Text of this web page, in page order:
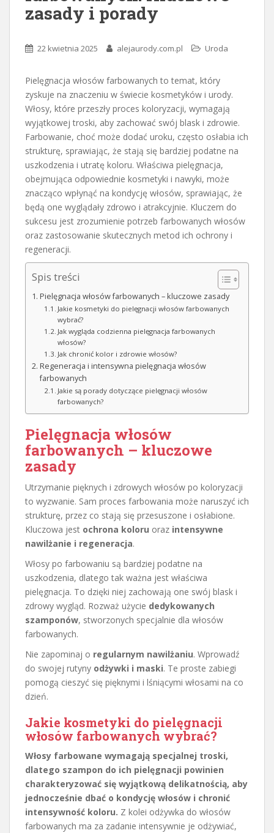
zasady i porady
22 kwietnia 2025 alejaurody.com.pl Uroda
Pielęgnacja włosów farbowanych to temat, który
zyskuje na znaczeniu w świecie kosmetyków i urody.
Włosy, które przeszły proces koloryzacji, wymagają
wyjątkowej troski, aby zachować swój blask i zdrowie.
Farbowanie, choć może dodać uroku, często osłabia ich
strukturę, sprawiając, że stają się bardziej podatne na
uszkodzenia i utratę koloru. Właściwa pielęgnacja,
obejmująca odpowiednie kosmetyki i nawyki, może
znacząco wpłynąć na kondycję włosów, sprawiając, że
będą one wyglądały zdrowo i atrakcyjnie. Kluczem do
sukcesu jest zrozumienie potrzeb farbowanych włosów
oraz zastosowanie skutecznych metod ich ochrony i
regeneracji.
Spis treści
Pielęgnacja włosów farbowanych – kluczowe zasady
Jakie kosmetyki do pielęgnacji włosów farbowanych
wybrać?
Jak wygląda codzienna pielęgnacja farbowanych
włosów?
Jak chronić kolor i zdrowie włosów?
Regeneracja i intensywna pielęgnacja włosów
farbowanych
Jakie są porady dotyczące pielęgnacji włosów
farbowanych?
Pielęgnacja włosów
farbowanych – kluczowe
zasady
Utrzymanie pięknych i zdrowych włosów po koloryzacji
to wyzwanie. Sam proces farbowania może naruszyć ich
strukturę, przez co stają się przesuszone i osłabione.
Kluczowa jest ochrona koloru oraz intensywne
nawilżanie i regeneracja.
Włosy po farbowaniu są bardziej podatne na
uszkodzenia, dlatego tak ważna jest właściwa
pielęgnacja. To dzięki niej zachowają one swój blask i
zdrowy wygląd. Rozważ użycie dedykowanych
szamponów, stworzonych specjalnie dla włosów
farbowanych.
Nie zapominaj o regularnym nawilżaniu. Wprowadź
do swojej rutyny odżywki i maski. Te proste zabiegi
pomogą cieszyć się pięknymi i lśniącymi włosami na co
dzień.
Jakie kosmetyki do pielęgnacji
włosów farbowanych wybrać?
Włosy farbowane wymagają specjalnej troski,
dlatego szampon do ich pielęgnacji powinien
charakteryzować się wyjątkową delikatnością, aby
jednocześnie dbać o kondycję włosów i chronić
intensywność koloru. Z kolei odżywka do włosów
farbowanych ma za zadanie intensywnie je odżywiać,